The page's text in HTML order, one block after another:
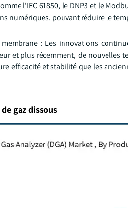
l'IEC 61850, le DNP3 et le
numériques, pouvant réduire le
: Les innovations
et plus récemment, de nouvelles
efficacité et stabilité que les
gaz dissous